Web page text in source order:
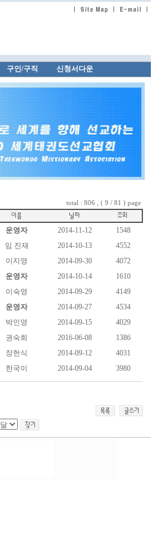
구인/구직 신청서다운
total : 806 , ( 9 / 81 ) page
운영자 2014-11-12
1548
임 진재 2014-10-13
4552
이지영 2014-09-30
4072
운영자 2014-10-14
1610
이숙영 2014-09-29
4149
운영자 2014-09-27
4534
박인영 2014-09-15
4029
권숙희 2016-06-08
1386
장헌식 2014-09-12
4031
한국이 2014-09-04 3980